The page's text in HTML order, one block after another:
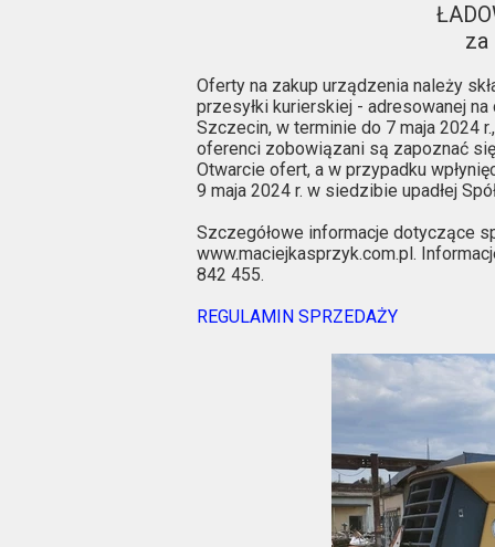
za
Oferty na zakup urządzenia należy
przesyłki kurierskiej - adresowanej
Szczecin, w terminie do 7 maja 2024
oferenci zobowiązani są zapoznać
Otwarcie ofert, a w przypadku
9 maja 2024 r. w siedzibie upadłej
Szczegółowe informacje dotyczące
www.maciejkasprzyk.com.pl.
842 455.
REGULAMIN SPRZEDAŻY